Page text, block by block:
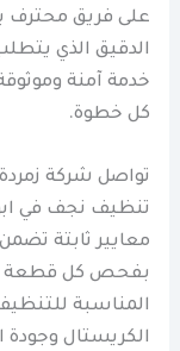
على فريق محترف
الدقيق الذي
خدمة آمنة
كل خطوة.
تواصل شركة
تنظيف نجف في
معايير ثابتة
بفحص كل قطعة
المناسبة
الكريستال وجودة